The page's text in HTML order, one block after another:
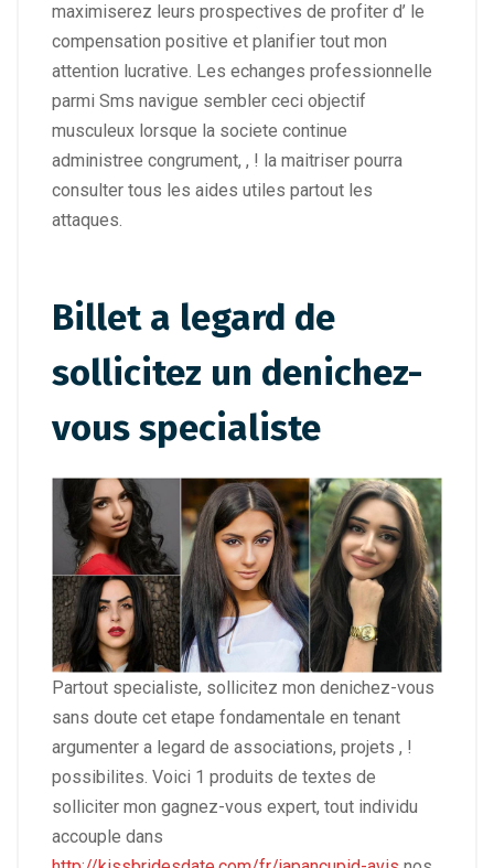
maximiserez leurs prospectives de profiter d’ le
compensation positive et planifier tout mon
attention lucrative. Les echanges professionnelle
parmi Sms navigue sembler ceci objectif
musculeux lorsque la societe continue
administree congrument, , ! la maitriser pourra
consulter tous les aides utiles partout les
attaques.
Billet a legard de
sollicitez un denichez-
vous specialiste
Partout specialiste, sollicitez mon denichez-vous
sans doute cet etape fondamentale en tenant
argumenter a legard de associations, projets , !
possibilites. Voici 1 produits de textes de
solliciter mon gagnez-vous expert, tout individu
accouple dans